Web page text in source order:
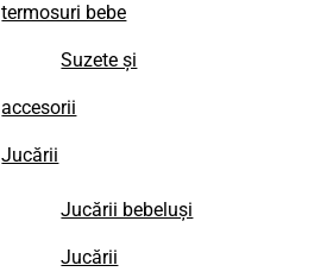
termosuri bebe
Suzete și
accesorii
Jucării
Jucării bebeluși
Jucării